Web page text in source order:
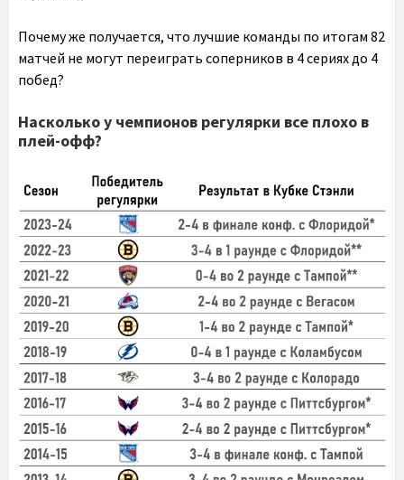
Почему же получается, что лучшие команды по итогам 82
матчей не могут переиграть соперников в 4 сериях до 4
побед?
Насколько у чемпионов регулярки все плохо в
плей-офф?